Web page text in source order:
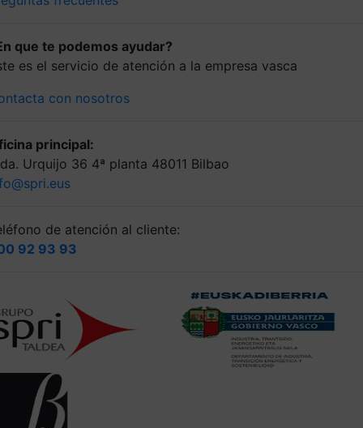
que te podemos ayudar?
es el servicio de atención a la empresa vasca
con nosotros
principal:
Urquijo 36 4ª planta 48011 Bilbao
de atención al cliente:
92 93 93